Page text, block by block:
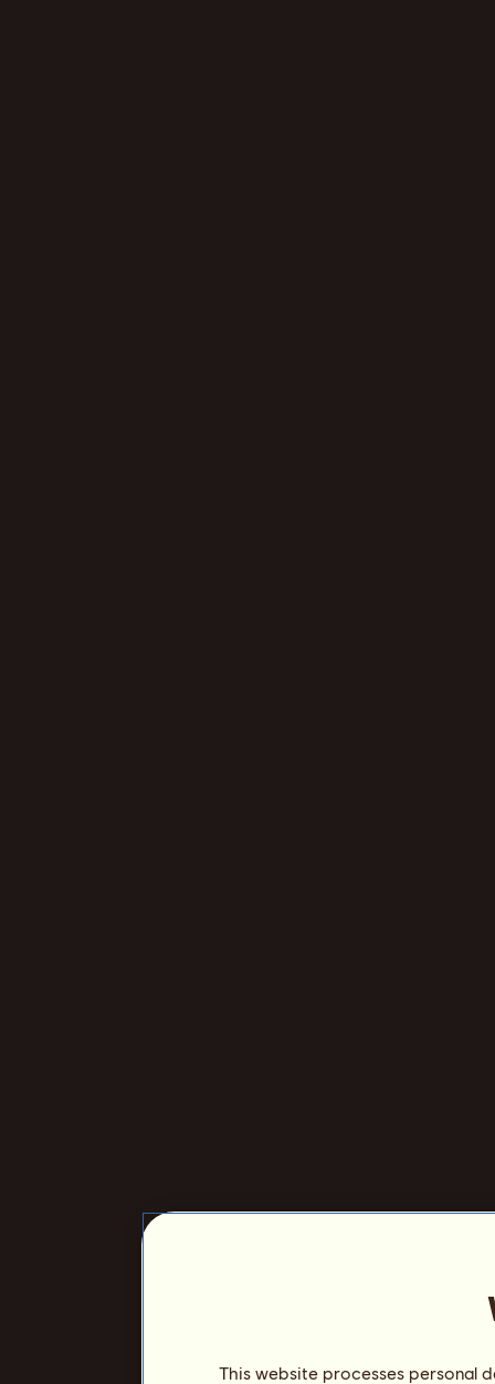
This website processes personal